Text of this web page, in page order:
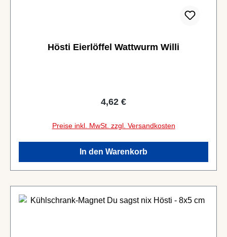
Hösti Eierlöffel Wattwurm Willi
Regulärer Preis:
4,62 €
Preise inkl. MwSt. zzgl. Versandkosten
In den Warenkorb